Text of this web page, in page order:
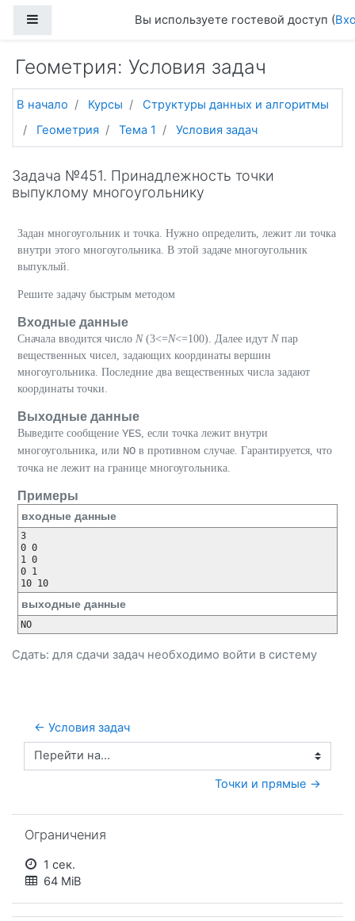
Вы используете гостевой доступ (
Геометрия: Условия задач
В начало Курсы
Структуры данных и алгоритмы
Геометрия
Тема 1 Условия задач
Задача №451. Принадлежность точки
выпуклому многоугольнику
Задан многоугольник и точка. Нужно определить, лежит ли точка
внутри этого многоугольника. В этой задаче многоугольник
выпуклый.
Решите задачу быстрым методом
Входные данные
Сначала вводится число N(3<=N<=100). Далее идут Nпар
вещественных чисел, задающих координаты вершин
многоугольника. Последние два вещественных числа задают
координаты точки.
Выходные данные
Выведите сообщение YES, если точка лежит внутри
многоугольника, или NO в противном случае. Гарантируется, что
точка не лежит на границе многоугольника.
Примеры
входные данные
3
0 0
1 0
0 1
выходные данные
Сдать: для сдачи задач необходимо войти в систему
← Условия задач
Перейти на...
Точки и прямые →
Ограничения
1 сек.
64 MiB